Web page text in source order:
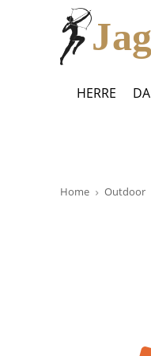
HERRE
Home Outdoor